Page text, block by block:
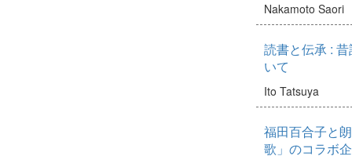
Nakamoto Saori
読書と伝承 :
いて
Ito Tatsuya
福田百合子と
歌」のコラボ